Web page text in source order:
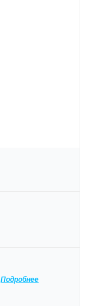
Подробнее